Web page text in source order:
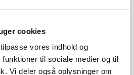
cookies
vores indhold og
til sociale medier og til
Vi deler også oplysninger om